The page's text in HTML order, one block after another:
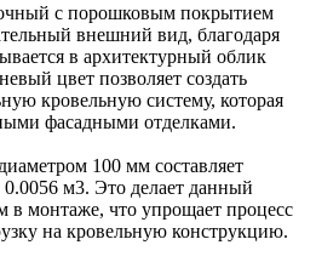
с порошковым покрытием
внешний вид, благодаря
в архитектурный облик
цвет позволяет создать
кровельную систему, которая
фасадными отделками.
100 мм составляет
0.0056 м3. Это делает данный
в монтаже, что упрощает процесс
на кровельную конструкцию.